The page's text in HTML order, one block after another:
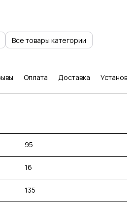
Все товары категории
Оплата Доставка Установка
95
16
135